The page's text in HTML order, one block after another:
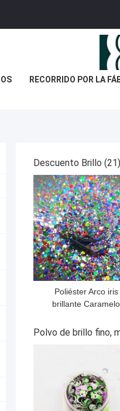
RECORRIDO POR LA
Descuento Brillo (21)
Poliéster Arco iris
brillante Caramelo
formas Chunky
MEJOR PRECIO
Polvo de brillo fino,